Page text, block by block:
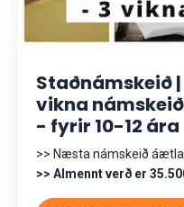
Staðnámskeið |
vikna námskeið
- fyrir 10-12 ára
>> Næsta námskeið
>> Almennt verð er